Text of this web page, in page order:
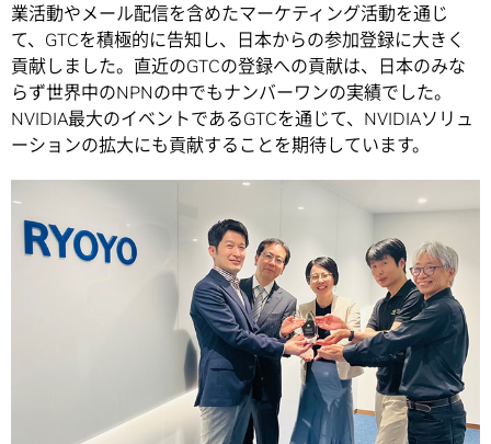
業活動やメール配信を含めたマーケティング活動を通じ
て、GTCを積極的に告知し、日本からの参加登録に大きく
貢献しました。直近のGTCの登録への貢献は、日本のみな
らず世界中のNPNの中でもナンバーワンの実績でした。
NVIDIA最大のイベントであるGTCを通じて、NVIDIAソリュ
ーションの拡大にも貢献することを期待しています。